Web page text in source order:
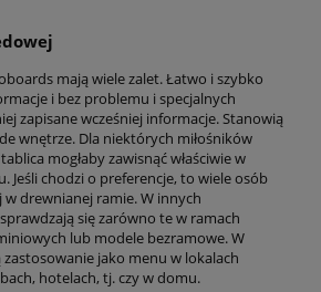
mają wiele zalet. Łatwo i szybko
i bez problemu i specjalnych
zapisane wcześniej informacje. Stanowią
wnętrze. Dla niektórych miłośników
mogłaby zawisnąć właściwie w
Jeśli chodzi o preferencje, to wiele osób
drewnianej ramie. W innych
się zarówno te w ramach
lub modele bezramowe. W
zastosowanie jako menu w lokalach
hotelach, tj. czy w domu.